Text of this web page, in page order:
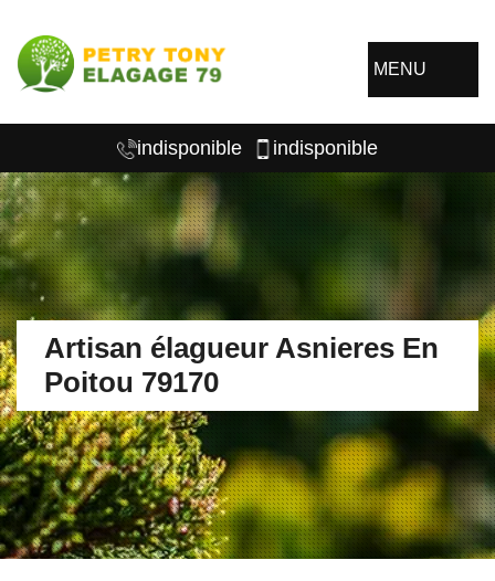
MENU
indisponible indisponible
Artisan élagueur Asnieres En
Poitou 79170